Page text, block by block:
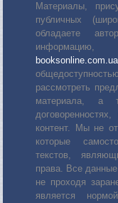
Материалы,
публичных
обладаете
booksonline.com.ua
рассмотреть
материала, а
контент. Мы не
которые
текстов,
права. Все
не проходя
является